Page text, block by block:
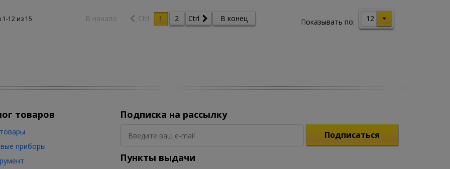
Показывать по: 12
12 из 15 В начало Ctrl 1 2 Ctrl В конец
товаров
приборы
Подписка на рассылку
Подписаться
Пункты выдачи